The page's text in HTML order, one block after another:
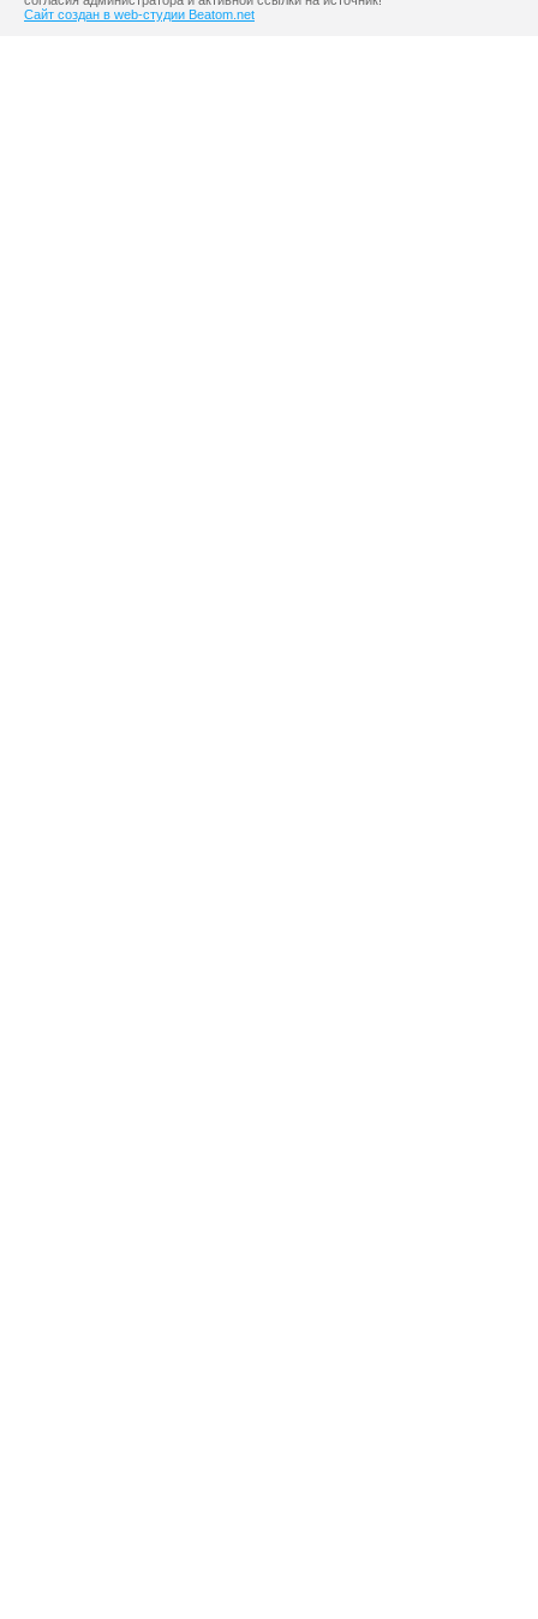
Сайт создан в web-студии Beatom.net